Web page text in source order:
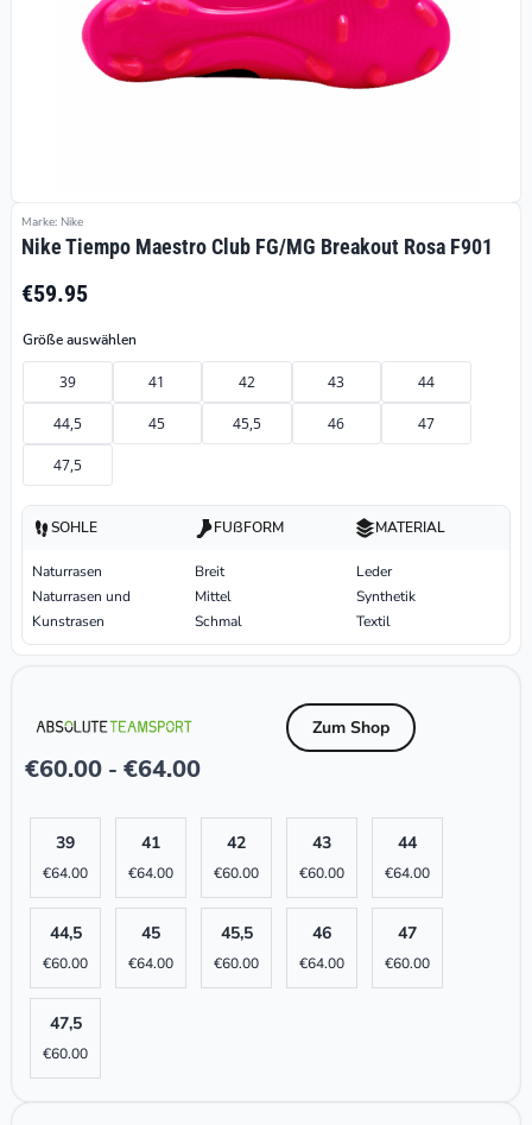
Marke: Nike
Nike Tiempo Maestro Club FG/MG Breakout Rosa F901
€59.95
Größe auswählen
39 41 42 43 44
44,5 45 45,5 46 47
47,5
SOHLE
Naturrasen
Naturrasen und
Kunstrasen
FUßFORM
Breit
Mittel
Schmal
MATERIAL
Leder
Synthetik
Textil
€60.00 - €64.00
Zum Shop
39
€64.00
41
€64.00
42
€60.00
43
€60.00
44
€64.00
44,5
€60.00
45
€64.00
45,5
€60.00
46
€64.00
47
€60.00
47,5
€60.00